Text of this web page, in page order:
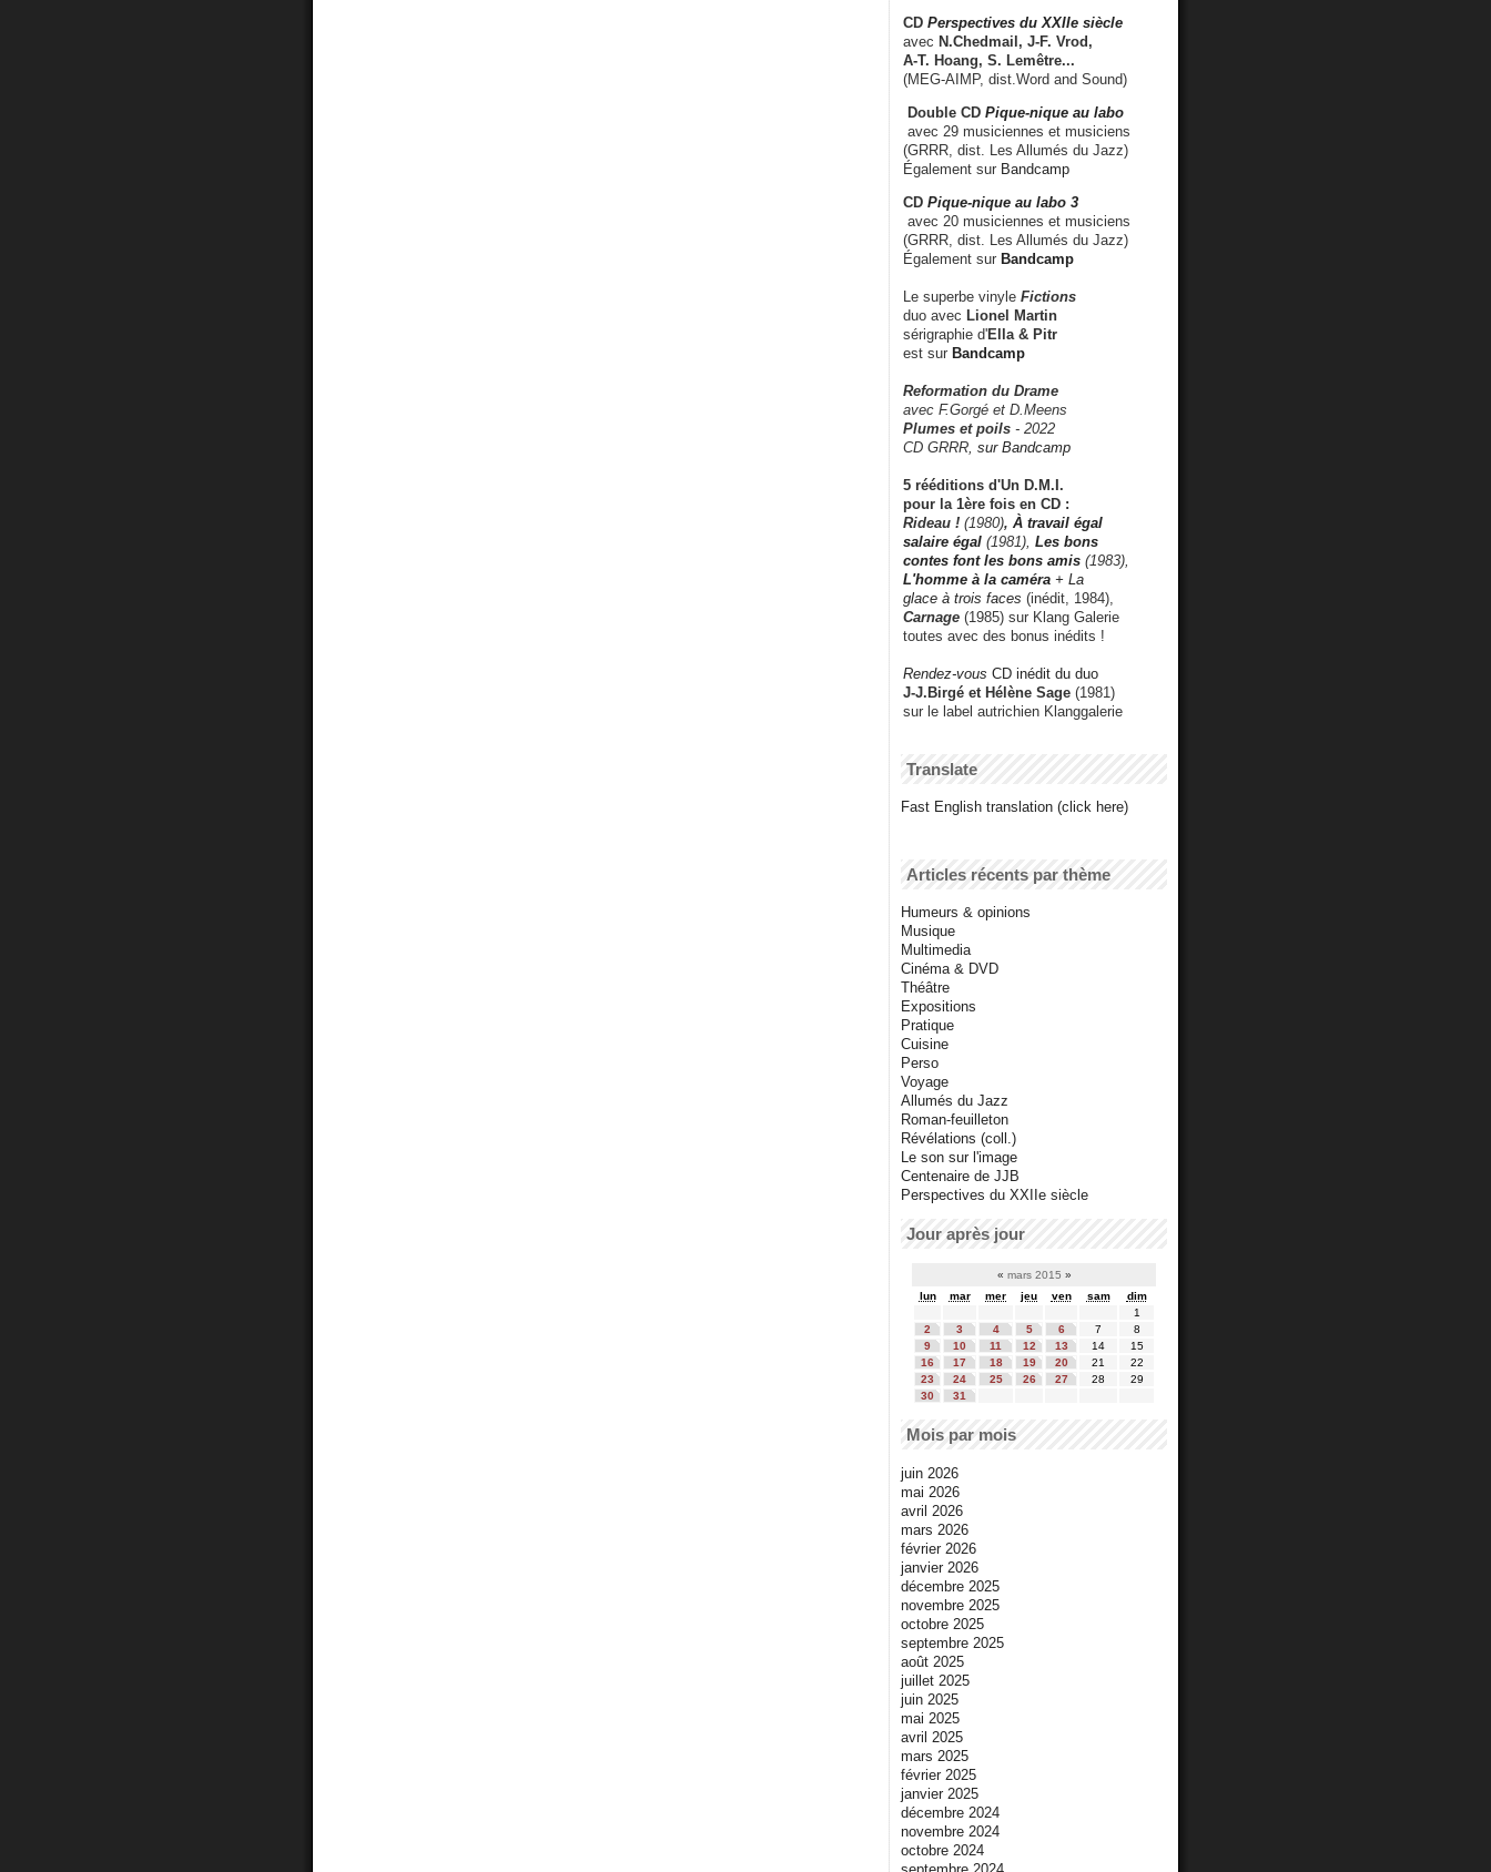
CD Perspectives du XXIIe siècle
avec N.Chedmail, J-F. Vrod,
A-T. Hoang, S. Lemêtre...
(MEG-AIMP, dist.Word and Sound)
Double CD Pique-nique au labo
avec 29 musiciennes et musiciens
(GRRR, dist. Les Allumés du Jazz)
Également sur Bandcamp
CD Pique-nique au labo 3
avec 20 musiciennes et musiciens
(GRRR, dist. Les Allumés du Jazz)
Également sur Bandcamp
Le superbe vinyle Fictions
duo avec Lionel Martin
sérigraphie d'Ella & Pitr
est sur Bandcamp
Reformation du Drame
avec F.Gorgé et D.Meens
Plumes et poils - 2022
CD GRRR, sur Bandcamp
5 rééditions d'Un D.M.I.
pour la 1ère fois en CD :
Rideau ! (1980), À travail égal
salaire égal (1981), Les bons
contes font les bons amis (1983),
L'homme à la caméra + La
glace à trois faces (inédit, 1984),
Carnage (1985) sur Klang Galerie
toutes avec des bonus inédits !
Rendez-vous CD inédit du duo
J-J.Birgé et Hélène Sage (1981)
sur le label autrichien Klanggalerie
Translate
Fast English translation (click here)
Articles récents par thème
Humeurs & opinions
Musique
Multimedia
Cinéma & DVD
Théâtre
Expositions
Pratique
Cuisine
Perso
Voyage
Allumés du Jazz
Roman-feuilleton
Révélations (coll.)
Le son sur l'image
Centenaire de JJB
Perspectives du XXIIe siècle
Jour après jour
« mars 2015 »
lun
mar mer jeu ven sam
dim
1
2
3 4 5 6 7
8
9
10 11 12 13 14
15
16
17 18 19 20 21
22
23
24 25 26 27 28
29
30
31
Mois par mois
juin 2026
mai 2026
avril 2026
mars 2026
février 2026
janvier 2026
décembre 2025
novembre 2025
octobre 2025
septembre 2025
août 2025
juillet 2025
juin 2025
mai 2025
avril 2025
mars 2025
février 2025
janvier 2025
décembre 2024
novembre 2024
octobre 2024